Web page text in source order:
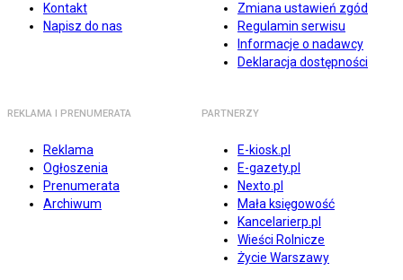
Kontakt
Napisz do nas
Zmiana ustawień zgód
Regulamin serwisu
Informacje o nadawcy
Deklaracja dostępności
REKLAMA I PRENUMERATA
Reklama
Ogłoszenia
Prenumerata
Archiwum
PARTNERZY
E-kiosk.pl
E-gazety.pl
Nexto.pl
Mała księgowość
Kancelarierp.pl
Wieści Rolnicze
Życie Warszawy